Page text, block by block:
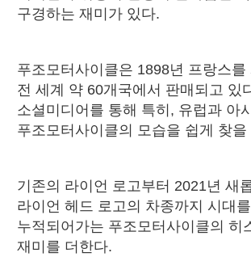
구경하는 재미가 있다.
푸조모터사이클은 1898년 프랑스를
전 세계 약 60개국에서 판매되고 있
소셜미디어를 통해 특히, 유럽과 아
푸조모터사이클의 모습을 쉽게 찾을
기존의 라이언 로고부터 2021년 새
라이언 헤드 로고의 차종까지 시대
누적되어가는 푸조모터사이클의 히
재미를 더한다.